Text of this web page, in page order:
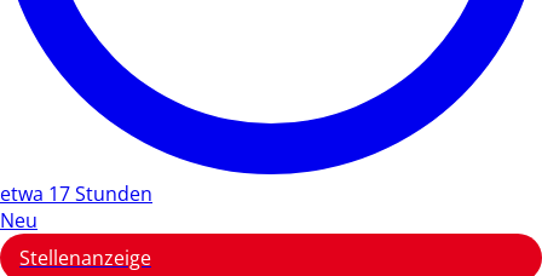
etwa 17 Stunden
Neu
Stellenanzeige